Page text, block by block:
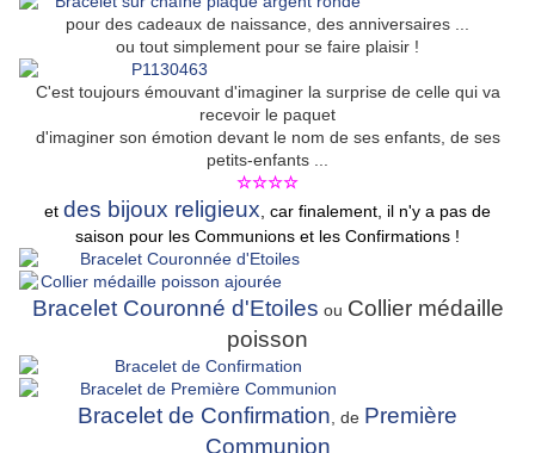
pour des cadeaux de naissance, des anniversaires ...
ou tout simplement pour se faire plaisir !
C'est toujours émouvant d'imaginer la surprise de celle qui va
recevoir le paquet
d'imaginer son émotion devant le nom de ses enfants, de ses
petits-enfants ...
☆☆☆☆
et des bijoux religieux , car finalement, il n'y a pas de
saison pour les Communions et les Confirmations !
Bracelet Couronné d'Etoiles ou Collier médaille
poisson
Bracelet de Confirmation , de Première
Communion